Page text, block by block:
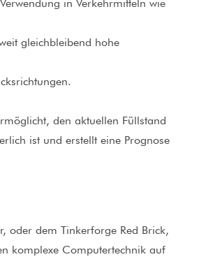
in Verkehrmitteln wie
gleichbleibend hohe
den aktuellen Füllstand
ist und erstellt eine Prognose
oder dem Tinkerforge Red Brick,
komplexe Computertechnik auf